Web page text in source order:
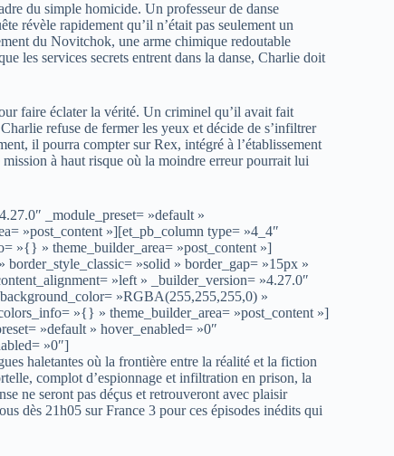
du simple homicide. Un professeur de danse
révèle rapidement qu’il n’était pas seulement un
du Novitchok, une arme chimique redoutable
les services secrets entrent dans la danse, Charlie doit
faire éclater la vérité. Un criminel qu’il avait fait
refuse de fermer les yeux et décide de s’infiltrer
il pourra compter sur Rex, intégré à l’établissement
à haut risque où la moindre erreur pourrait lui
_module_preset= »default »
»post_content »][et_pb_column type= »4_4″
»{} » theme_builder_area= »post_content »]
»solid » border_gap= »15px »
»left » _builder_version= »4.27.0″
»RGBA(255,255,255,0) »
»{} » theme_builder_area= »post_content »]
»default » hover_enabled= »0″
»0″]
haletantes où la frontière entre la réalité et la fiction
complot d’espionnage et infiltration en prison, la
ne seront pas déçus et retrouveront avec plaisir
dès 21h05 sur France 3 pour ces épisodes inédits qui